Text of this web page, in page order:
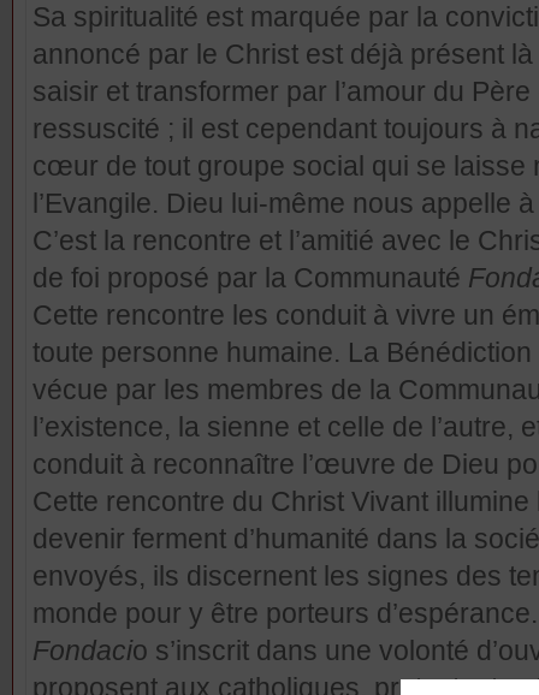
Sa spiritualité est marquée par la
annoncé par le Christ est déjà présent
saisir et transformer par l’amour du
ressuscité ; il est cependant toujours à
cœur de tout groupe social qui se laisse
l’Evangile. Dieu lui-même nous appelle
C’est la rencontre et l’amitié avec le
de foi proposé par la Communauté
Cette rencontre les conduit à vivre un
toute personne humaine. La
vécue par les membres de la
l’existence, la sienne et celle de l’autre,
conduit à reconnaître l’œuvre de Dieu
Cette rencontre du Christ Vivant
devenir ferment d’humanité dans la
envoyés, ils discernent les signes des
monde pour y être porteurs d’espérance.
Fondacio s’inscrit dans une volonté
proposent aux catholiques, protestants